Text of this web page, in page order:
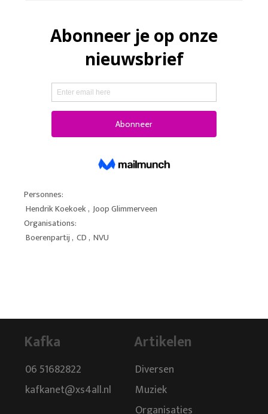
Personnes:
Hendrik Koekoek, Joop Glimmerveen
Organisations:
Boerenpartij, CD, NVU
Kafka
06 51682822
kafkanet@xs4all.nl
Artikelen
Diversen
Muziek
Organisaties